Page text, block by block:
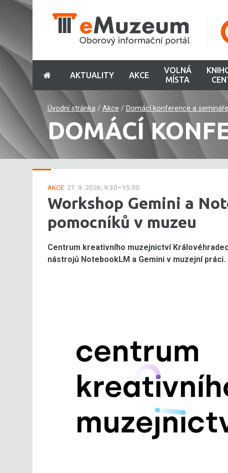
AKTUALITY AKCE
VOLNÁ
MÍSTA
Úvodní stránka/ Akce / Domácí konference a semináře
DOMÁCÍ
AKCE: 21. 9. 2026, 9:30–15:00
Workshop Gemini a
pomocníků v muzeu
Centrum kreativního muzejnictví
nástrojů NotebookLM a Gemini v muzejní práci.